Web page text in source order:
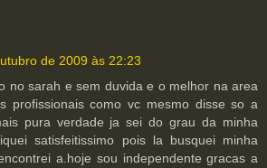
de 2009 às 22:23
no sarah e sem duvida e o melhor na area
profissionais como vc mesmo disse so a
pura verdade ja sei do grau da minha
satisfeitissimo pois la busquei minha
a.hoje sou independente gracas a